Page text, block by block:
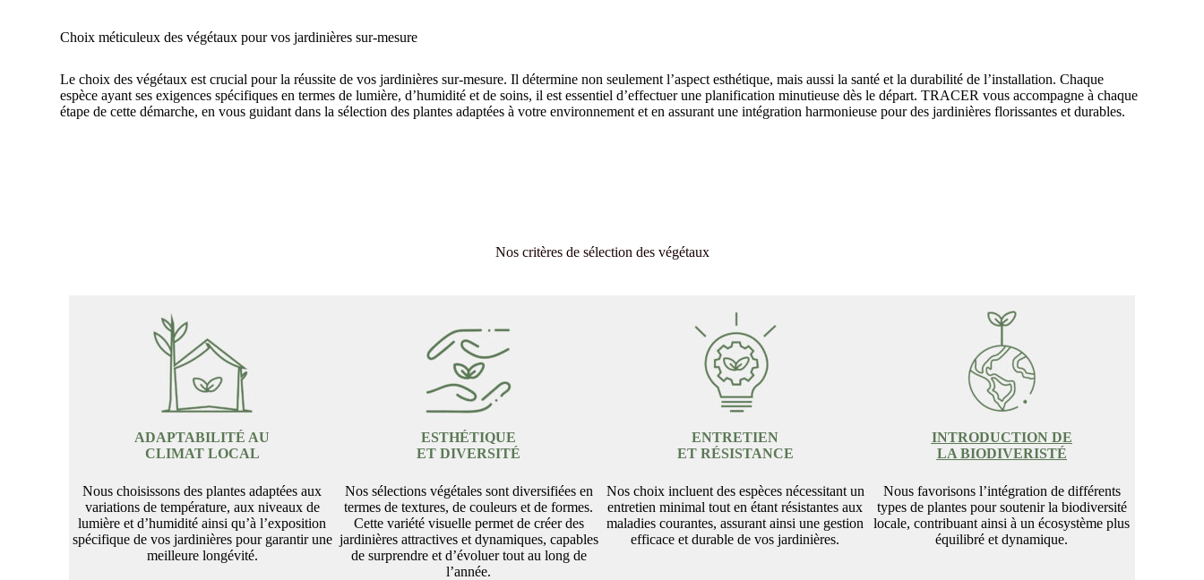
Choix méticuleux des végétaux pour vos jardinières sur-mesure
Le choix des végétaux est crucial pour la réussite de vos jardinières sur-mesure. Il détermine non seulement l’aspect esthétique, mais aussi la santé et la durabilité de l’installation. Chaque
espèce ayant ses exigences spécifiques en termes de lumière, d’humidité et de soins, il est essentiel d’effectuer une planification minutieuse dès le départ. TRACER vous accompagne à chaque
étape de cette démarche, en vous guidant dans la sélection des plantes adaptées à votre environnement et en assurant une intégration harmonieuse pour des jardinières florissantes et durables.
Nos critères de sélection des végétaux
ADAPTABILITÉ AU
CLIMAT LOCAL
Nous choisissons des plantes adaptées aux
variations de température, aux niveaux de
lumière et d’humidité ainsi qu’à l’exposition
spécifique de vos jardinières pour garantir une
meilleure longévité.
ESTHÉTIQUE
ET DIVERSITÉ
Nos sélections végétales sont diversifiées en
termes de textures, de couleurs et de formes.
Cette variété visuelle permet de créer des
jardinières attractives et dynamiques, capables
de surprendre et d’évoluer tout au long de
l’année.
ENTRETIEN
ET RÉSISTANCE
Nos choix incluent des espèces nécessitant un
entretien minimal tout en étant résistantes aux
maladies courantes, assurant ainsi une gestion
efficace et durable de vos jardinières.
INTRODUCTION DE
LA BIODIVERISTÉ
Nous favorisons l’intégration de différents
types de plantes pour soutenir la biodiversité
locale, contribuant ainsi à un écosystème plus
équilibré et dynamique.